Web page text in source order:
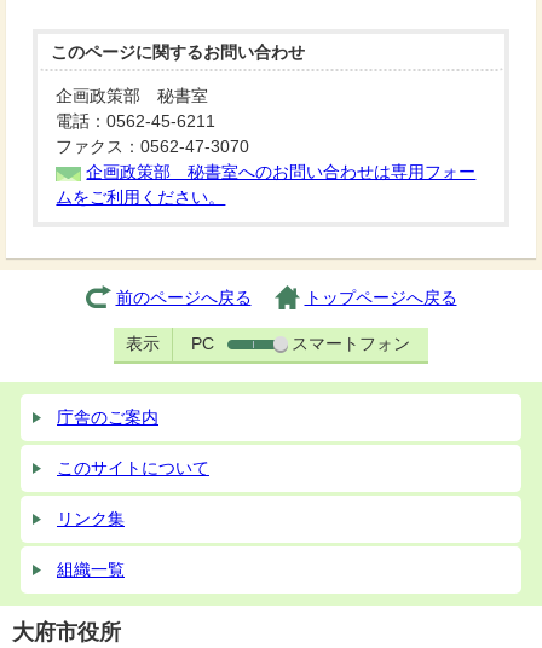
このページに関するお問い合わせ
企画政策部 秘書室
電話：0562-45-6211
ファクス：0562-47-3070
企画政策部 秘書室へのお問い合わせは専用フォー
ムをご利用ください。
前のページへ戻る トップページへ戻る
表示 PC スマートフォン
庁舎のご案内
このサイトについて
リンク集
組織一覧
大府市役所